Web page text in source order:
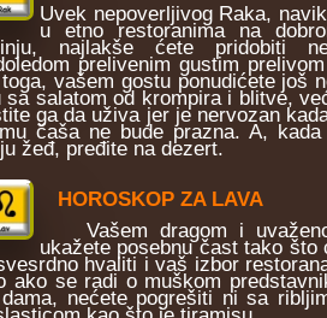
Uvek nepoverljivog Raka,
u etno restoranima na
najlakše ćete pridobiti
prelivenim gustim
toga, vašem gostu ponudićete još
sa salatom od krompira i blitve,
ga da uživa jer je nervozan
čaša ne bude prazna. A,
žeđ, pređite na dezert.
HOROSKOP ZA LAVA
Vašem dragom i
ukažete posebnu čast tako
hvaliti i vaš izbor
se radi o muškom
nećete pogrešiti ni sa